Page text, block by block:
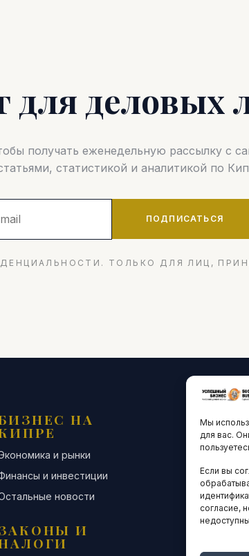
Мы
для вас.
Если вы
согласие,
для деловых
получать еженедельную рассылку с
статистикой и аналитикой по
ПОДПИСАТЬСЯ
ТОЛЬКО ДЛЯ ЛИЦ,
НА
и рынки
и инвестиции
новости
И
Стартапы и
Цифровая
Остальные